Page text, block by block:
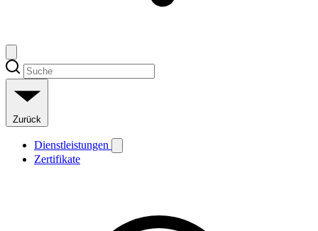
Zurück
Dienstleistungen
Zertifikate